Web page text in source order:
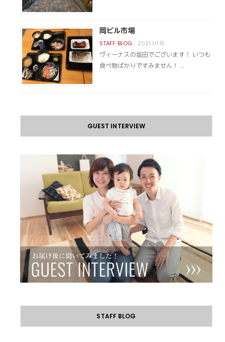
岡ビル市場
2021.01.15
ヴィーナスの塩田でございます！ いつも
食べ物ばかりですみません！ …
GUEST INTERVIEW
STAFF BLOG